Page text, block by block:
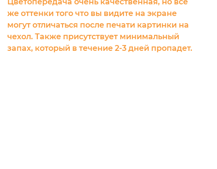
же оттенки того что вы видите на экране
могут отличаться после печати картинки на
чехол. Также присутствует минимальный
запах, который в течение 2-3 дней пропадет.